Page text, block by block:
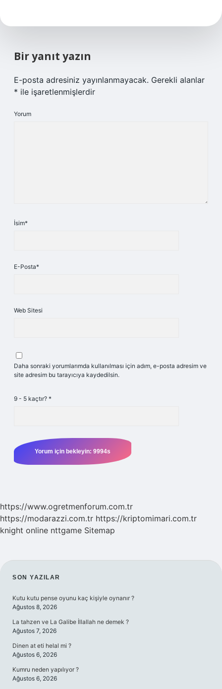
Bir yanıt yazın
E-posta adresiniz yayınlanmayacak. Gerekli alanlar
* ile işaretlenmişlerdir
Yorum
İsim*
E-Posta*
Web Sitesi
Daha sonraki yorumlarımda kullanılması için adım, e-posta adresim ve
site adresim bu tarayıcıya kaydedilsin.
9 - 5 kaçtır? *
https://www.ogretmenforum.com.tr
https://modarazzi.com.tr https://kriptomimari.com.tr
knight online nttgame Sitemap
SIDEBAR
SON YAZILAR
Kutu kutu pense oyunu kaç kişiyle oynanır ?
Ağustos 8, 2026
La tahzen ve La Galibe İllallah ne demek ?
Ağustos 7, 2026
Dinen at eti helal mi ?
Ağustos 6, 2026
Kumru neden yapılıyor ?
Ağustos 6, 2026